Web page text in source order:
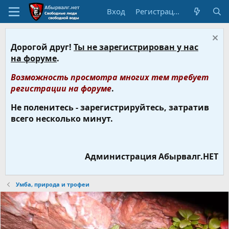
Вход Регистрация
Дорогой друг! Ты не зарегистрирован у нас
на форуме.
Возможность просмотра многих тем требует
регистрации на форуме.
Не поленитесь - зарегистрируйтесь, затратив
всего несколько минут.
Администрация Абырвалг.НЕТ
Умба, природа и трофеи